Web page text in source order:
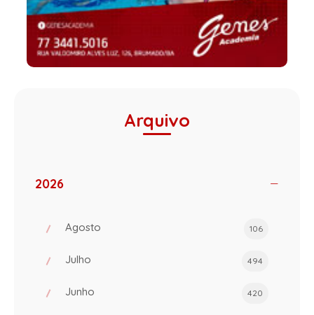
Arquivo
2026
Agosto 106
Julho 494
Junho 420